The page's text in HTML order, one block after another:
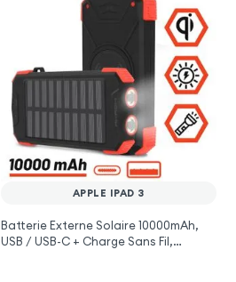
APPLE IPAD 3
Batterie Externe Solaire 10000mAh,
USB / USB-C + Charge Sans Fil,